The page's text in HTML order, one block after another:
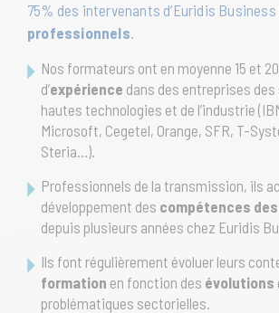
75% des intervenants d’Euridis
professionnels.
Nos formateurs ont en moyenne 15 et
d’expérience dans des entreprises
hautes technologies et de l’industrie
Microsoft, Cegetel, Orange, SFR, T-
Steria…).
Professionnels de la transmission, ils
développement des compétences
depuis plusieurs années chez Euridis
Ils font régulièrement évoluer leurs
formation en fonction des évolutions
problématiques sectorielles.